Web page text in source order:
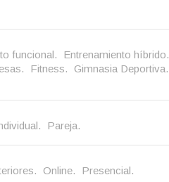
funcional. Entrenamiento híbrido.
Fitness. Gimnasia Deportiva.
Pareja.
Online. Presencial.